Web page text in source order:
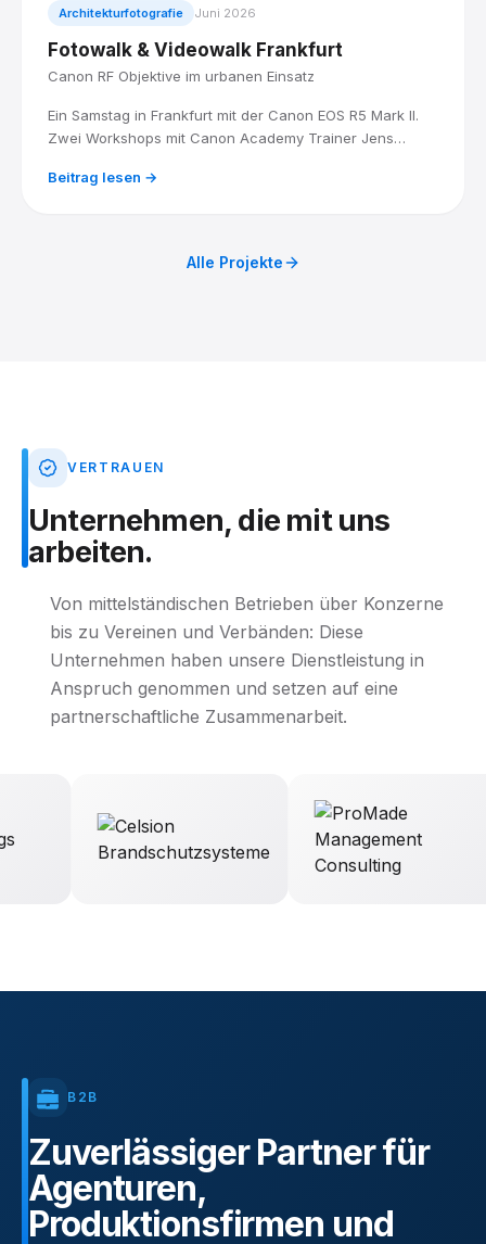
Architekturfotografie Juni 2026
Fotowalk & Videowalk Frankfurt
Canon RF Objektive im urbanen Einsatz
Ein Samstag in Frankfurt mit der Canon EOS R5 Mark II.
Zwei Workshops mit Canon Academy Trainer Jens
und Stadtlandschaft am Mittag.
Beitrag lesen →
Alle Projekte
VERTRAUEN
Unternehmen, die mit uns
arbeiten.
Von mittelständischen Betrieben über Konzerne
bis zu Vereinen und Verbänden: Diese
Unternehmen haben unsere Dienstleistung in
Anspruch genommen und setzen auf eine
partnerschaftliche Zusammenarbeit.
B2B
Zuverlässiger Partnerfür
Agenturen,
Produktionsfirmen und